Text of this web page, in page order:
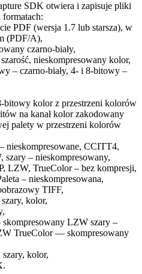
SDK otwiera i zapisuje pliki
PDF (wersja 1.7 lub starsza), w
(PDF/A),
czarno-biały,
nieskompresowany kolor,
– czarno-biały, 4- i 8-bitowy –
bitowy kolor z przestrzeni kolorów
na kanał kolor zakodowany
palety w przestrzeni kolorów
nieskompresowane, CCITT4,
szary – nieskompresowany,
LZW, TrueColor – bez kompresji,
– nieskompresowana,
TIFF,
kolor,
skompresowany LZW szary –
TrueColor — skompresowany
kolor,